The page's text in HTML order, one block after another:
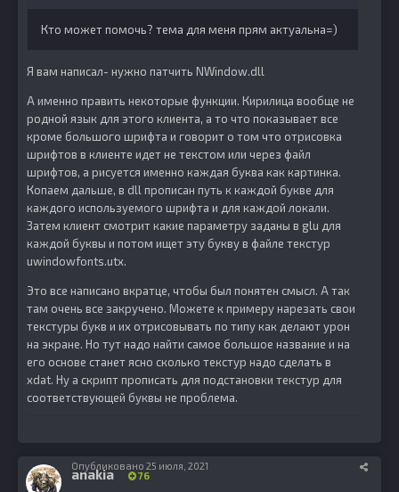
Кто может помочь? тема для меня прям актуальна=)
Я вам написал- нужно патчить NWindow.dll
А именно править некоторые функции. Кирилица вообще не
родной язык для этого клиента, а то что показывает все
кроме большого шрифта и говорит о том что отрисовка
шрифтов в клиенте идет не текстом или через файл
шрифтов, а рисуется именно каждая буква как картинка.
Копаем дальше, в dll прописан путь к каждой букве для
каждого используемого шрифта и для каждой локали.
Затем клиент смотрит какие параметру заданы в glu для
каждой буквы и потом ищет эту букву в файле текстур
uwindowfonts.utx.
Это все написано вкратце, чтобы был понятен смысл. А так
там очень все закручено. Можете к примеру нарезать свои
текстуры букв и их отрисовывать по типу как делают урон
на экране. Но тут надо найти самое большое название и на
его основе станет ясно сколько текстур надо сделать в
xdat. Ну а скрипт прописать для подстановки текстур для
соответствующей буквы не проблема.
anakia 76
Опубликовано 25 июля, 2021